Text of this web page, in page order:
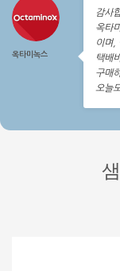
옥타미녹스
감사
옥타
이며,
택배
구매
오늘